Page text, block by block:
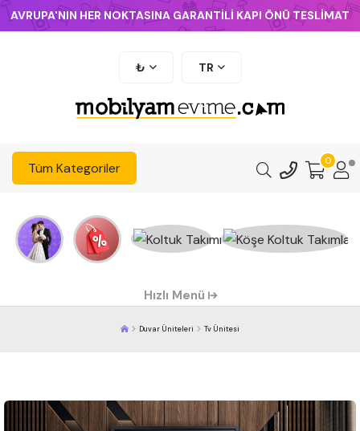
AVRUPA'NIN HER NOKTASINA GARANTİLİ KAPI ÖNÜ TESLİMAT
₺ TR
Tüm Kategoriler 0
Hızlı Menü
Duvar Üniteleri Tv Ünitesi